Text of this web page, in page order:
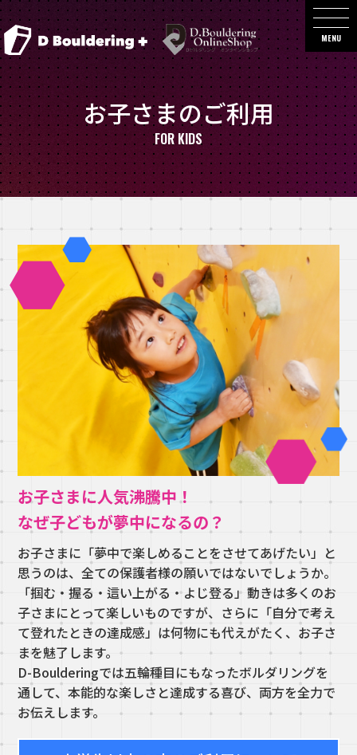
MENU
お子さまのご利用
FOR KIDS
お子さまに人気沸騰中！
なぜ子どもが夢中になるの？
お子さまに「夢中で楽しめることをさせてあげたい」と
思うのは、全ての保護者様の願いではないでしょうか。
「掴む・握る・這い上がる・よじ登る」動きは多くのお
子さまにとって楽しいものですが、さらに「自分で考え
て登れたときの達成感」は何物にも代えがたく、お子さ
まを魅了します。
D-Boulderingでは五輪種目にもなったボルダリングを
通して、本能的な楽しさと達成する喜び、両方を全力で
お伝えします。